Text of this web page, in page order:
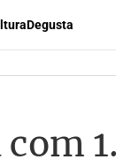
Degusta